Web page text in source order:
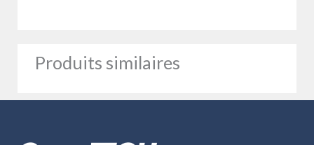
Produits similaires